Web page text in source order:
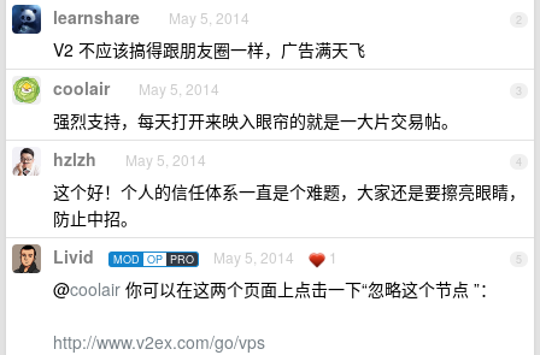
2
learnshare May 5, 2014
V2 不应该搞得跟朋友圈一样，广告满天飞
3
coolair May 5, 2014
强烈支持，每天打开来映入眼帘的就是一大片交易帖。
4
hzlzh May 5, 2014
这个好！个人的信任体系一直是个难题，大家还是要擦亮眼睛，
防止中招。
5
Livid MOD OP PRO May 5, 2014 1
@coolair 你可以在这两个页面上点击一下“忽略这个节点 ”：
http://www.v2ex.com/go/vps